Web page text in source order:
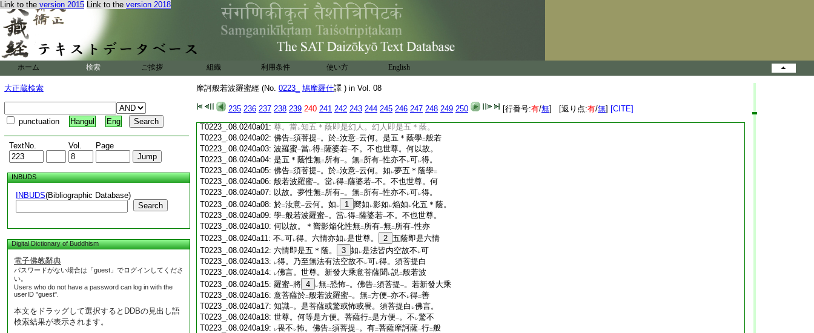
Link to the version 2015 Link to the version 2018
ホーム 検索 ご挨拶 組織 利用条件 使い方 English
大正蔵検索
punctuation Hangul Eng
TextNo. Vol. Page
INBUDS
INBUDS(Bibliographic Database)
Search
Digital Dictionary of Buddhism
電子佛教辭典
パスワードがない場合は「guest」でログインしてくださ
い。
Users who do not have a password can log in with the
userID "guest".
本文をドラッグして選択するとDDBの見出し語
検索結果が表示されます。
摩訶般若波羅蜜經 (No. 0223_ 鳩摩羅什譯 ) in Vol. 08
235 236 237 238 239 240 241 242 243 244 245 246 247 248 249 250 [行番号:有/無] [返り点:有/無] [CITE]
T0223_.08.0239c19:法能學 般若波羅蜜 當レ得 二薩婆若
不。不也
T0223_.08.0239c20:世尊。於 汝意 一云何。五受 12
蔭假名是菩薩不。
T0223_.08.0239c21:如 レ是世尊。於二 汝意 一云何。五受＊蔭假名有
T0223_.08.0239c22:滅垢淨 不。不也世尊。於 汝意 云何。若法但
有 名字 一 。非 身非二 身業 一。非 口非二 口業一。非レ意
。不レ生不レ滅不レ垢不レ淨。如レ是法能
T0223_.08.0239c25:學二般若波羅蜜 一得二 薩婆若
不。不也世尊。菩
T0223_.08.0239c27:薩婆若一 。以二無所得 一 故。須菩提白
T0223_.08.0239c28: 菩薩摩訶薩應下 如 レ是學二 般若波羅蜜 一。 13 得中阿
T0223_.08.0240a01: 尊。當レ知五＊蔭即是幻人。幻人即是五＊蔭。
T0223_.08.0240a02: 佛告二須菩提一。於二汝意一云何。是五＊蔭學二般若
T0223_.08.0240a03: 波羅蜜一當レ得二薩婆若一不。不也世尊。何以故。
T0223_.08.0240a04: 是五＊蔭性無二 所有一。無二 所有一性亦不 レ可レ得。
T0223_.08.0240a05: 佛告二須菩提一。於二汝意一云何。如 レ夢五＊蔭學二
T0223_.08.0240a06: 般若波羅蜜一。當レ得二薩婆若一不。不也世尊。何
T0223_.08.0240a07: 以故。夢性無二 所有一。無二 所有一性亦不 レ可レ得。
T0223_.08.0240a08: 於二汝意一云何。如 レ 1 嚮如 レ影如 レ焔如 レ化五＊蔭。
T0223_.08.0240a09: 學二般若波羅蜜一。當レ得二薩婆若一不。不也世尊。
T0223_.08.0240a10: 何以故。＊嚮影焔化性無二 所有一無二 所有一性亦
T0223_.08.0240a11: 不 レ可レ得。六情亦如 レ是世尊。 2 五蔭即是六情
T0223_.08.0240a12: 六情即是五＊蔭。 3 如 レ是法皆内空故不 レ可
T0223_.08.0240a13:
レ得。乃至無法有法空故不 レ可レ得。須菩提白
T0223_.08.0240a14:
レ佛言。世尊。新發大乘意菩薩聞 レ説二般若波
T0223_.08.0240a15: 羅蜜一將 4 レ無二恐怖一。佛告二須菩提一。若新發大乘
T0223_.08.0240a16: 意菩薩於二般若波羅蜜一。無二方便一亦不 レ得二善
T0223_.08.0240a17: 知識一。是菩薩或驚或怖或畏。須菩提白 レ佛言。
T0223_.08.0240a18: 世尊。何等是方便。菩薩行二是方便一。不 レ驚不
T0223_.08.0240a19:
レ畏不 レ怖。佛告二須菩提一。有二菩薩摩訶薩一行二般